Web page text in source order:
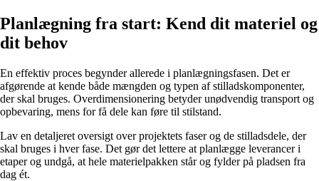
Planlægning fra start: Kend dit materiel og
dit behov
En effektiv proces begynder allerede i planlægningsfasen. Det er
afgørende at kende både mængden og typen af stilladskomponenter,
der skal bruges. Overdimensionering betyder unødvendig transport og
opbevaring, mens for få dele kan føre til stilstand.
Lav en detaljeret oversigt over projektets faser og de stilladsdele, der
skal bruges i hver fase. Det gør det lettere at planlægge leverancer i
etaper og undgå, at hele materielpakken står og fylder på pladsen fra
dag ét.